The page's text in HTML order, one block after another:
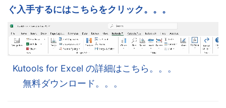
ぐ入手するにはこちらをクリック。。。
Kutools for Excel の詳細はこちら。。。
無料ダウンロード。。。